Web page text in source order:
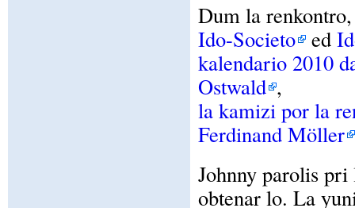
Dum la
Ido-Societo ed
kalendario 2010
Ostwald ,
la kamizi por la
Ferdinand Möller
Johnny parolis
obtenar lo. La